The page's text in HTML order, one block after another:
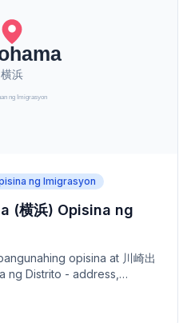
ng Imigrasyon
(横浜) Opisina ng
opisina at 川崎出
ng Distrito - address,
ng Serbisyo ng